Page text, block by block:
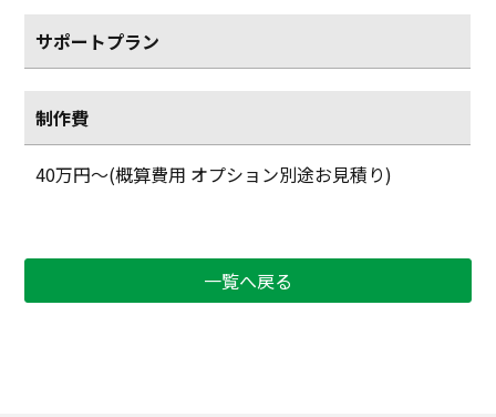
サポートプラン
制作費
40万円〜(概算費用 オプション別途お見積り)
一覧へ戻る